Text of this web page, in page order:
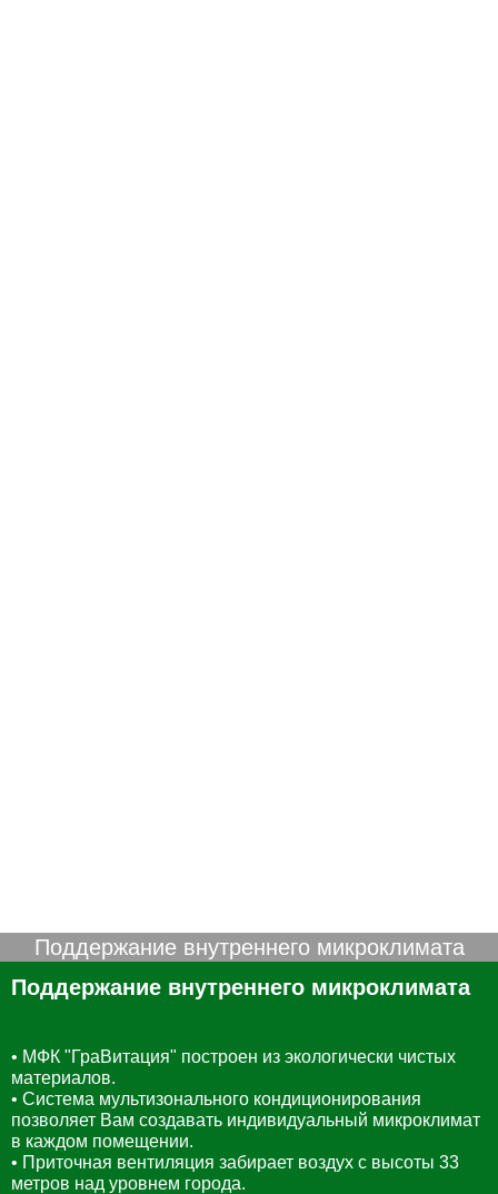
Поддержание внутреннего микроклимата
Поддержание внутреннего микроклимата
• МФК "ГраВитация" построен из экологически чистых
материалов.
• Система мультизонального кондиционирования
позволяет Вам создавать индивидуальный микроклимат
в каждом помещении.
• Приточная вентиляция забирает воздух с высоты 33
метров над уровнем города.